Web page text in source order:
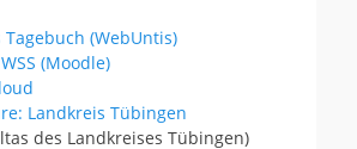
(WebUntis)
(Moodle)
des Landkreises Tübingen)